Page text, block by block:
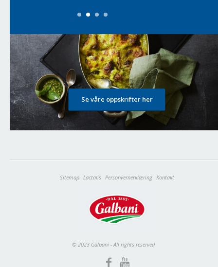
Se våre oppskrifter her
Sitemap Lactalis Personvernerklæring Kontakt
© 2023 Galbani - All rights reserved